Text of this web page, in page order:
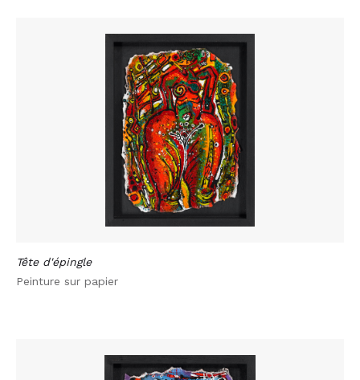
Tête d'épingle
Peinture sur papier